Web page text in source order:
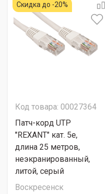
Скидка до -20%
Код товара: 00027364
Патч-корд UTP
"REXANT" кат. 5e,
длина 25 метров,
неэкранированный,
литой, серый
Воскресенск